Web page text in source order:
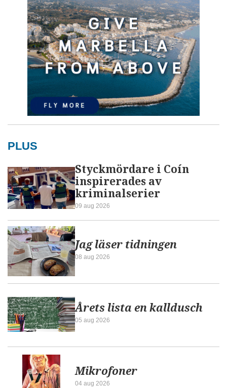
PLUS
Styckmördare i Coín
inspirerades av
kriminalserier
09 aug 2026
Jag läser tidningen
08 aug 2026
Årets lista en kalldusch
05 aug 2026
Mikrofoner
04 aug 2026